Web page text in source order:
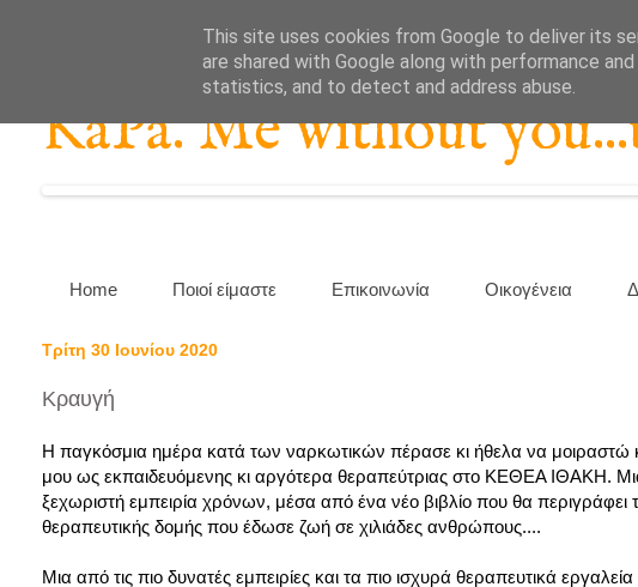
KaPa. Me without
Home Ποιοί είμαστε Επικοινωνία Οικογένεια
Τρίτη 30 Ιουνίου 2020
Κραυγή
Η παγκόσμια ημέρα κατά των ναρκωτικών πέρασε κι ήθελα να μοιραστώ
μου ως εκπαιδευόμενης κι αργότερα θεραπεύτριας στο ΚΕΘΕΑ ΙΘΑΚΗ.
ξεχωριστή εμπειρία χρόνων, μέσα από ένα νέο βιβλίο που θα
θεραπευτικής δομής που έδωσε ζωή σε χιλιάδες ανθρώπους....
Μια από τις πιο δυνατές εμπειρίες και τα πιο ισχυρά θεραπευτικά
This site uses cookies from Google to deliver its
are shared with Google along with performance
statistics, and to detect and address abuse.